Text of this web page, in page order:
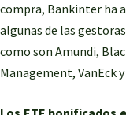
compra, Bankinter ha
algunas de las
como son Amundi,
Management, VanEck